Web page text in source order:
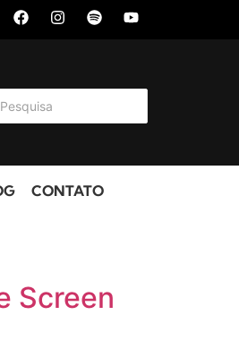
CONTATO
Screen